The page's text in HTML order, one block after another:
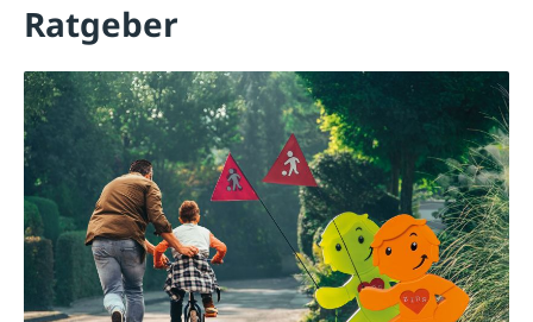
Ratgeber